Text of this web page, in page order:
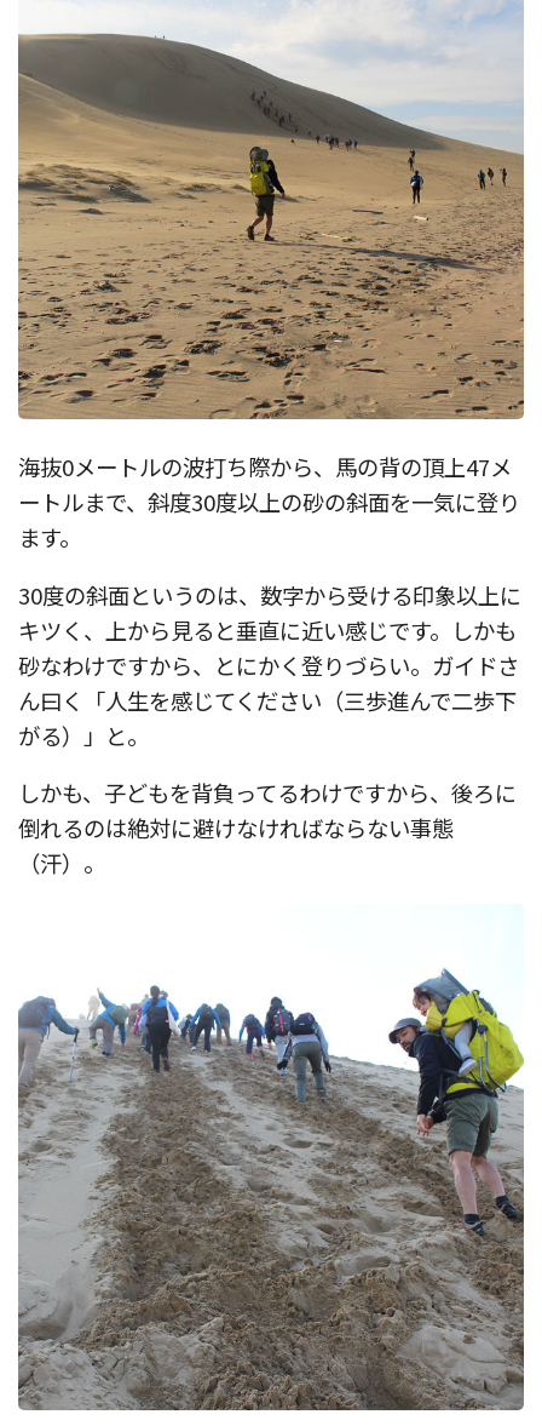
海抜0メートルの波打ち際から、馬の背の頂上47メ
ートルまで、斜度30度以上の砂の斜面を一気に登り
ます。
30度の斜面というのは、数字から受ける印象以上に
キツく、上から見ると垂直に近い感じです。しかも
砂なわけですから、とにかく登りづらい。ガイドさ
ん曰く「人生を感じてください（三歩進んで二歩下
がる）」と。
しかも、子どもを背負ってるわけですから、後ろに
倒れるのは絶対に避けなければならない事態
（汗）。